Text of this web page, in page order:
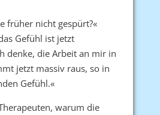
früher nicht gespürt?«
Gefühl ist jetzt
denke, die Arbeit an mir in
jetzt massiv raus, so in
Gefühl.«
warum die